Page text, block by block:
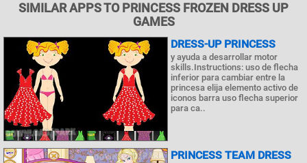
SIMILAR APPS TO PRINCESS FROZEN DRESS UP
GAMES
DRESS-UP PRINCESS
y ayuda a desarrollar motor
skills.Instructions: uso de flecha
inferior para cambiar entre la
princesa elija elemento activo de
iconos barra uso flecha superior
para ca..
PRINCESS TEAM DRESS